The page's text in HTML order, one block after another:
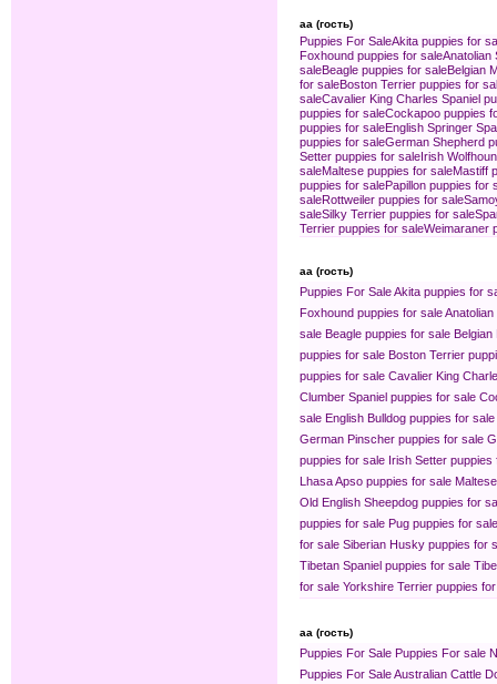
aa (гость)
Puppies For SaleAkita puppies for
Foxhound puppies for saleAnatolian
saleBeagle puppies for saleBelgian
for saleBoston Terrier puppies for
saleCavalier King Charles Spaniel
puppies for saleCockapoo puppies
puppies for saleEnglish Springer
puppies for saleGerman Shepherd
Setter puppies for saleIrish
saleMaltese puppies for saleMastiff
puppies for salePapillon puppies for
saleRottweiler puppies for sale
saleSilky Terrier puppies for sale
Terrier puppies for saleWeimaraner
aa (гость)
Puppies For SaleAkita puppies for
Foxhound puppies for sale
sale Beagle puppies for sale Belgian
puppies for sale Boston Terrier
puppies for sale Cavalier King
Clumber Spaniel puppies for sale
sale English Bulldog puppies for sale
German Pinscher puppies for sale
puppies for sale Irish Setter puppies
Lhasa Apso puppies for sale
Old English Sheepdog puppies for
puppies for sale Pug puppies for sale
for sale Siberian Husky puppies for
Tibetan Spaniel puppies for sale
for sale Yorkshire Terrier puppies
aa (гость)
Puppies For Sale Puppies For sale
Puppies For SaleAustralian Cattle